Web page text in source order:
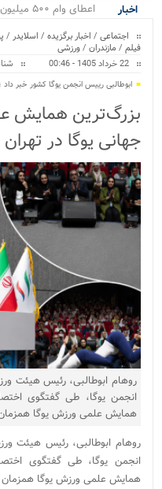
اخبار
مسابقات_
اجتماعی / اخبار برگزیده / اسلایدر /
فیلم / مازندران /ورزشی
22 خرداد 1405 - 00:46
ابوطالبی رییس انجمن یوگا کشور خبر داد ؛
بزرگ‌ترین همایش
جهانی یوگا در
روهام ابوطالبی، رئیس هیئت
انجمن یوگا، طی گفتگوی
همایش علمی ورزش یوگا همزمان
روهام ابوطالبی، رئیس هیئت
انجمن یوگا، طی گفتگوی
همایش علمی ورزش یوگا همزمان